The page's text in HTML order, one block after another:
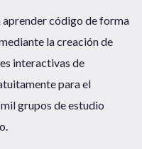
aprender código de forma
la creación de
interactivas de
para el
grupos de estudio